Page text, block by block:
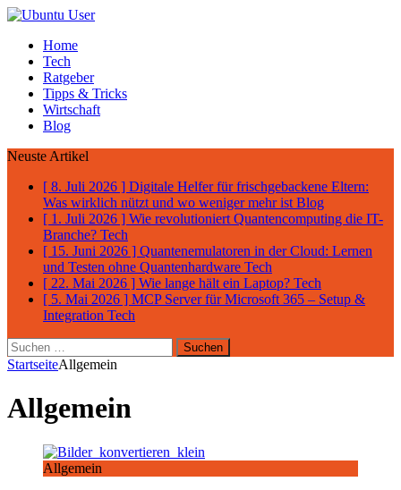
Home
Tech
Ratgeber
Tipps & Tricks
Wirtschaft
Blog
Neuste Artikel
[ 8. Juli 2026 ] Digitale Helfer für frischgebackene Eltern:
Was wirklich nützt und wo weniger mehr ist Blog
[ 1. Juli 2026 ] Wie revolutioniert Quantencomputing die IT-
Branche? Tech
[ 15. Juni 2026 ] Quantenemulatoren in der Cloud: Lernen
und Testen ohne Quantenhardware Tech
[ 22. Mai 2026 ] Wie lange hält ein Laptop? Tech
[ 5. Mai 2026 ] MCP Server für Microsoft 365 – Setup &
Integration Tech
Suchen
nach:
StartseiteAllgemein
Allgemein
Allgemein